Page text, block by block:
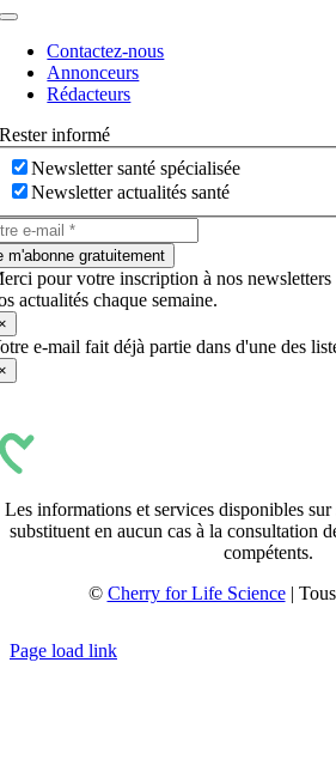
Navigation
basculeContactez-nous
Annonceurs
Rédacteurs
Rester informé
Newsletter santé spécialisée
Newsletter actualités santé
m'abonne gratuitement
pour votre inscription à nos
actualités chaque semaine.
e-mail fait déjà partie dans d'une des
Les informations et services disponibles sur
substituent en aucun cas à la consultation
compétents.
© Cherry for Life Science|
Page load link